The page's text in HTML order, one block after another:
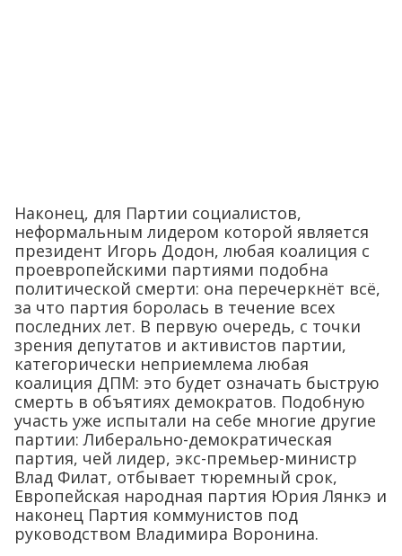
Наконец, для Партии социалистов,
неформальным лидером которой является
президент Игорь Додон, любая коалиция с
проевропейскими партиями подобна
политической смерти: она перечеркнёт всё,
за что партия боролась в течение всех
последних лет. В первую очередь, с точки
зрения депутатов и активистов партии,
категорически неприемлема любая
коалиция ДПМ: это будет означать быструю
смерть в объятиях демократов. Подобную
участь уже испытали на себе многие другие
партии: Либерально-демократическая
партия, чей лидер, экс-премьер-министр
Влад Филат, отбывает тюремный срок,
Европейская народная партия Юрия Лянкэ и
наконец Партия коммунистов под
руководством Владимира Воронина.